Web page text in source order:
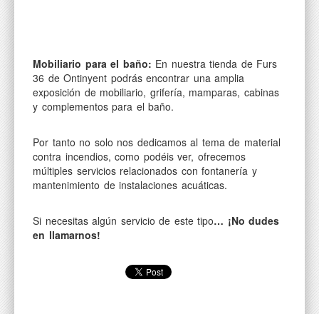
Mobiliario para el baño: En nuestra tienda de Furs
36 de Ontinyent podrás encontrar una amplia
exposición de mobiliario, grifería, mamparas, cabinas
y complementos para el baño.
Por tanto no solo nos dedicamos al tema de material
contra incendios, como podéis ver, ofrecemos
múltiples servicios relacionados con fontanería y
mantenimiento de instalaciones acuáticas.
Si necesitas algún servicio de este tipo… ¡No dudes
en llamarnos!